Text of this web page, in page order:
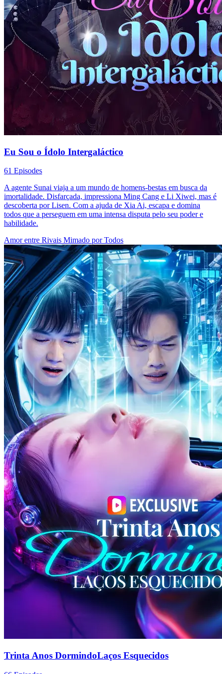
Eu Sou o Ídolo Intergaláctico
61 Episodes
A agente Sunai viaja a um mundo de homens-bestas em busca da
imortalidade. Disfarçada, impressiona Ming Cang e Li Xiwei, mas é
descoberta por Lisen. Com a ajuda de Xia Ai, escapa e domina
todos que a perseguem em uma intensa disputa pelo seu poder e
habilidade.
Amor entre Rivais Mimado por Todos
Trinta Anos DormindoLaços Esquecidos